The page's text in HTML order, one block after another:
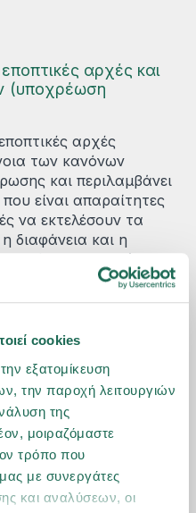
cookies
εξατομίκευση
την παροχή λειτουργιών
της
μοιραζόμαστε
τρόπο που
μας με συνεργάτες
και αναλύσεων, οι
αρχές και
(υποχρέωση
αρχές
των κανόνων
και περιλαμβάνει
είναι απαραίτητες
να εκτελέσουν τα
διαφάνεια και η
από τις επιχειρήσεις
ενίσχυση των
της αγοράς. Η
τα προφίλ κινδύνων.